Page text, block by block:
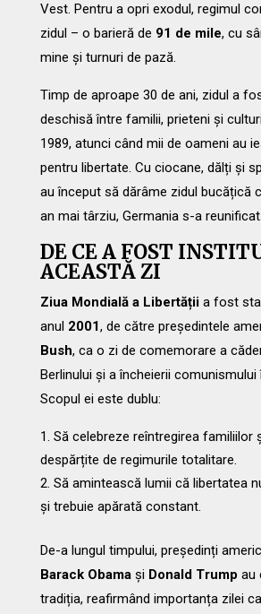
Vest. Pentru a opri exodul, regimul
zidul – o barieră de 91 de mile, cu
mine și turnuri de pază.
Timp de aproape 30 de ani, zidul a
deschisă între familii, prieteni și
1989, atunci când mii de oameni au
pentru libertate. Cu ciocane, dălți și
au început să dărâme zidul bucățică
an mai târziu, Germania s-a reunificat.
DE CE A FOST
ACEASTĂ ZI
Ziua Mondială a Libertățiia fost
anul 2001, de către președintele
Bush, ca o zi de comemorare a
Berlinului și a încheierii comunismului
Scopul ei este dublu:
Să celebreze reîntregirea familiilor
despărțite de regimurile totalitare.
Să amintească lumii că libertatea
și trebuie apărată constant.
De-a lungul timpului, președinți
Barack Obamași Donald Trump au
tradiția, reafirmând importanța zilei